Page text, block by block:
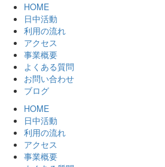
HOME
日中活動
利用の流れ
アクセス
事業概要
よくある質問
お問い合わせ
ブログ
HOME
日中活動
利用の流れ
アクセス
事業概要